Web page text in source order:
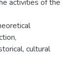
activities of the
cultural